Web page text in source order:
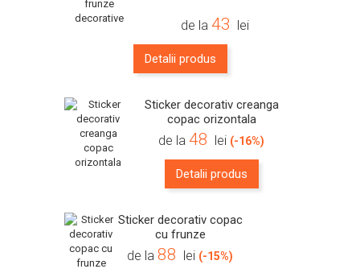
de la 43 lei
Detalii produs
Sticker decorativ creanga
copac orizontala
de la48 lei (-16%)
Detalii produs
Sticker decorativ copac
cu frunze
de la88 lei (-15%)